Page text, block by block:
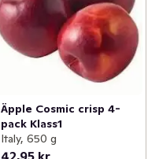
Äpple Cosmic crisp 4-
pack Klass1
Italy, 650 g
42,95 kr